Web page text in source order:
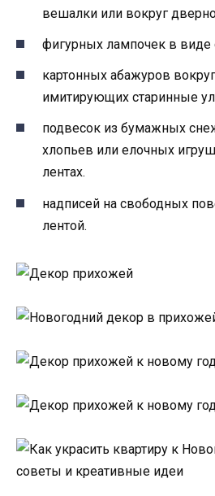
вешалки или вокруг
фигурных лампочек в виде
картонных абажуров
имитирующих старинные
подвесок из бумажных
хлопьев или елочных
лентах.
надписей на свободных
лентой.